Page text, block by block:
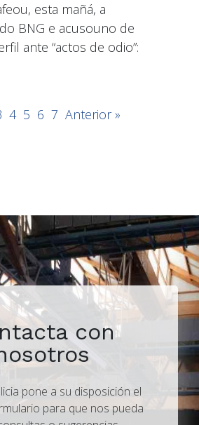
esta mañá, a
BNG e acusouno de
ante “actos de odio”:
4 5 6 7 Anterior »
con
pone a su disposición el
para que nos pueda